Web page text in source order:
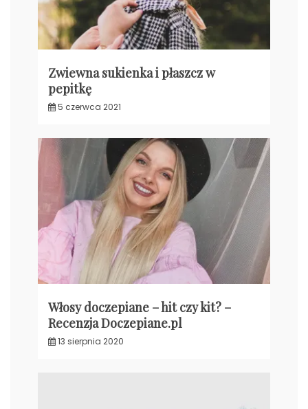
Zwiewna sukienka i płaszcz w
pepitkę
5 czerwca 2021
Włosy doczepiane – hit czy kit? –
Recenzja Doczepiane.pl
13 sierpnia 2020